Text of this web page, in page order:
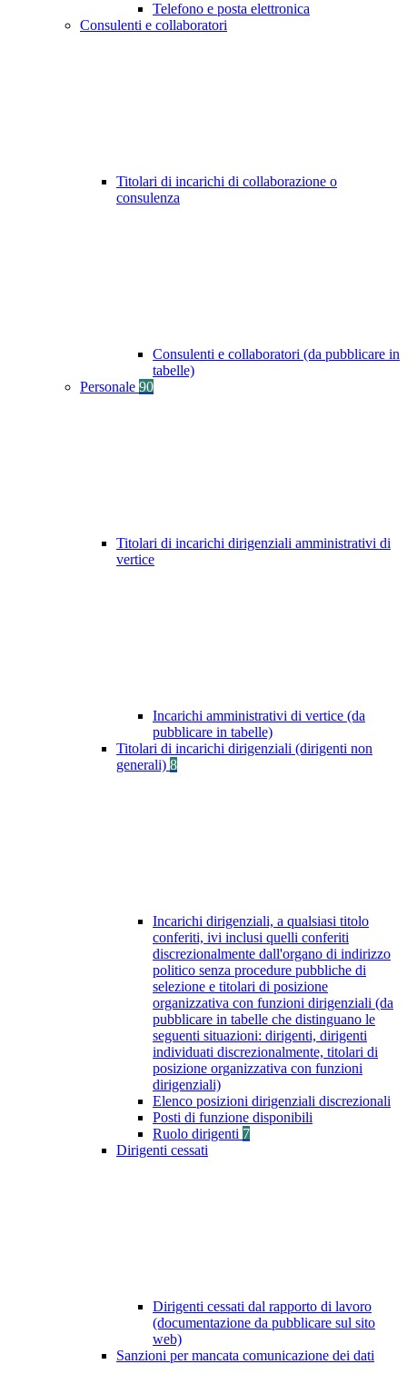
Telefono e posta elettronica
Consulenti e collaboratori
Titolari di incarichi di collaborazione o
consulenza
Consulenti e collaboratori (da pubblicare in
tabelle)
Personale 90
Titolari di incarichi dirigenziali amministrativi di
vertice
Incarichi amministrativi di vertice (da
pubblicare in tabelle)
Titolari di incarichi dirigenziali (dirigenti non
generali) 8
Incarichi dirigenziali, a qualsiasi titolo
conferiti, ivi inclusi quelli conferiti
discrezionalmente dall'organo di indirizzo
politico senza procedure pubbliche di
selezione e titolari di posizione
organizzativa con funzioni dirigenziali (da
pubblicare in tabelle che distinguano le
seguenti situazioni: dirigenti, dirigenti
individuati discrezionalmente, titolari di
posizione organizzativa con funzioni
dirigenziali)
Elenco posizioni dirigenziali discrezionali
Posti di funzione disponibili
Ruolo dirigenti 7
Dirigenti cessati
Dirigenti cessati dal rapporto di lavoro
(documentazione da pubblicare sul sito
web)
Sanzioni per mancata comunicazione dei dati